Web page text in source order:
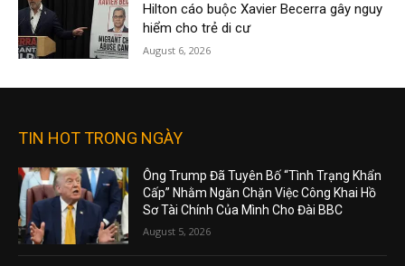
Hilton cáo buộc Xavier Becerra gây nguy
hiểm cho trẻ di cư
August 6, 2026
TIN HOT TRONG NGÀY
Ông Trump Đã Tuyên Bố “Tình Trạng Khẩn
Cấp” Nhằm Ngăn Chặn Việc Công Khai Hồ
Sơ Tài Chính Của Mình Cho Đài BBC
August 5, 2026